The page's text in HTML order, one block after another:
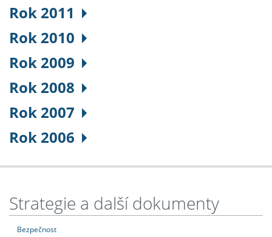
Rok 2011
Rok 2010
Rok 2009
Rok 2008
Rok 2007
Rok 2006
Strategie a další dokumenty
Bezpečnost